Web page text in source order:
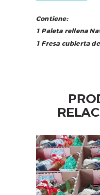
Contiene:
1 Paleta rellena
1 Fresa cubierta